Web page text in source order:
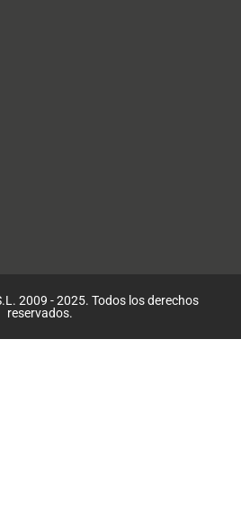
2009 - 2025. Todos los derechos
reservados.